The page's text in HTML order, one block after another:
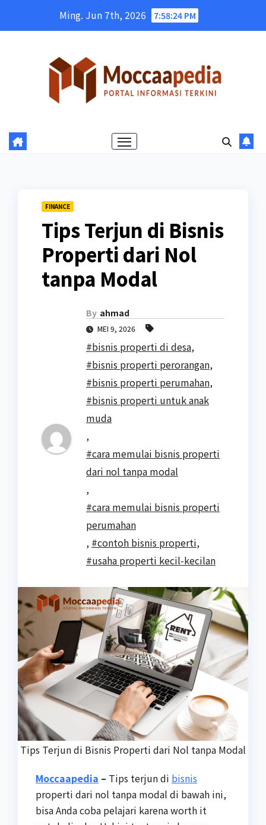
Ming. Jun 7th, 2026 7:58:25 PM
FINANCE
Tips Terjun di Bisnis
Properti dari Nol
tanpa Modal
By ahmad
MEI 9, 2026
#bisnis properti di desa,
#bisnis properti perorangan,
#bisnis properti perumahan,
#bisnis properti untuk anak
muda
,
#cara memulai bisnis properti
dari nol tanpa modal
,
#cara memulai bisnis properti
perumahan
, #contoh bisnis properti,
#usaha properti kecil-kecilan
Tips Terjun di Bisnis Properti dari Nol tanpa Modal
Moccaapedia – Tips terjun di bisnis
properti dari nol tanpa modal di bawah ini,
bisa Anda coba pelajari karena worth it